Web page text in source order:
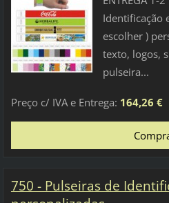
Identificação
escolher )
texto, logos,
pulseira...
Preço c/ IVA e Entrega: 164,26 €
750 - Pulseiras de